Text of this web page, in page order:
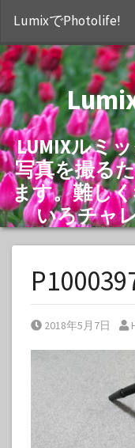
LumixでPhotolife!
LUMIXルミ
写真を撮る
ます。難し
いろチャ
Posted on
2018年5月7日